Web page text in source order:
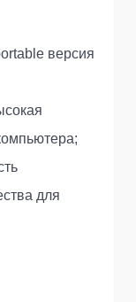
версия
для